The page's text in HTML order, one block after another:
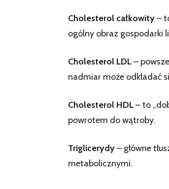
Cholesterol całkowity–
ogólny obraz gospodarki
Cholesterol LDL–
nadmiar może odkładać
Cholesterol HDL– to
powrotem do wątroby.
Triglicerydy– główne
metabolicznymi.